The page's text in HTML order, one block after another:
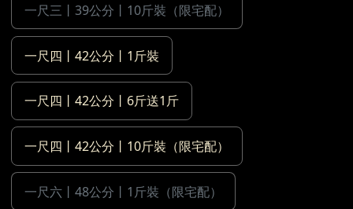
一尺三丨39公分丨10斤裝（限宅配）
一尺四丨42公分丨1斤裝
一尺四丨42公分丨6斤送1斤
一尺四丨42公分丨10斤裝（限宅配）
一尺六丨48公分丨1斤裝（限宅配）